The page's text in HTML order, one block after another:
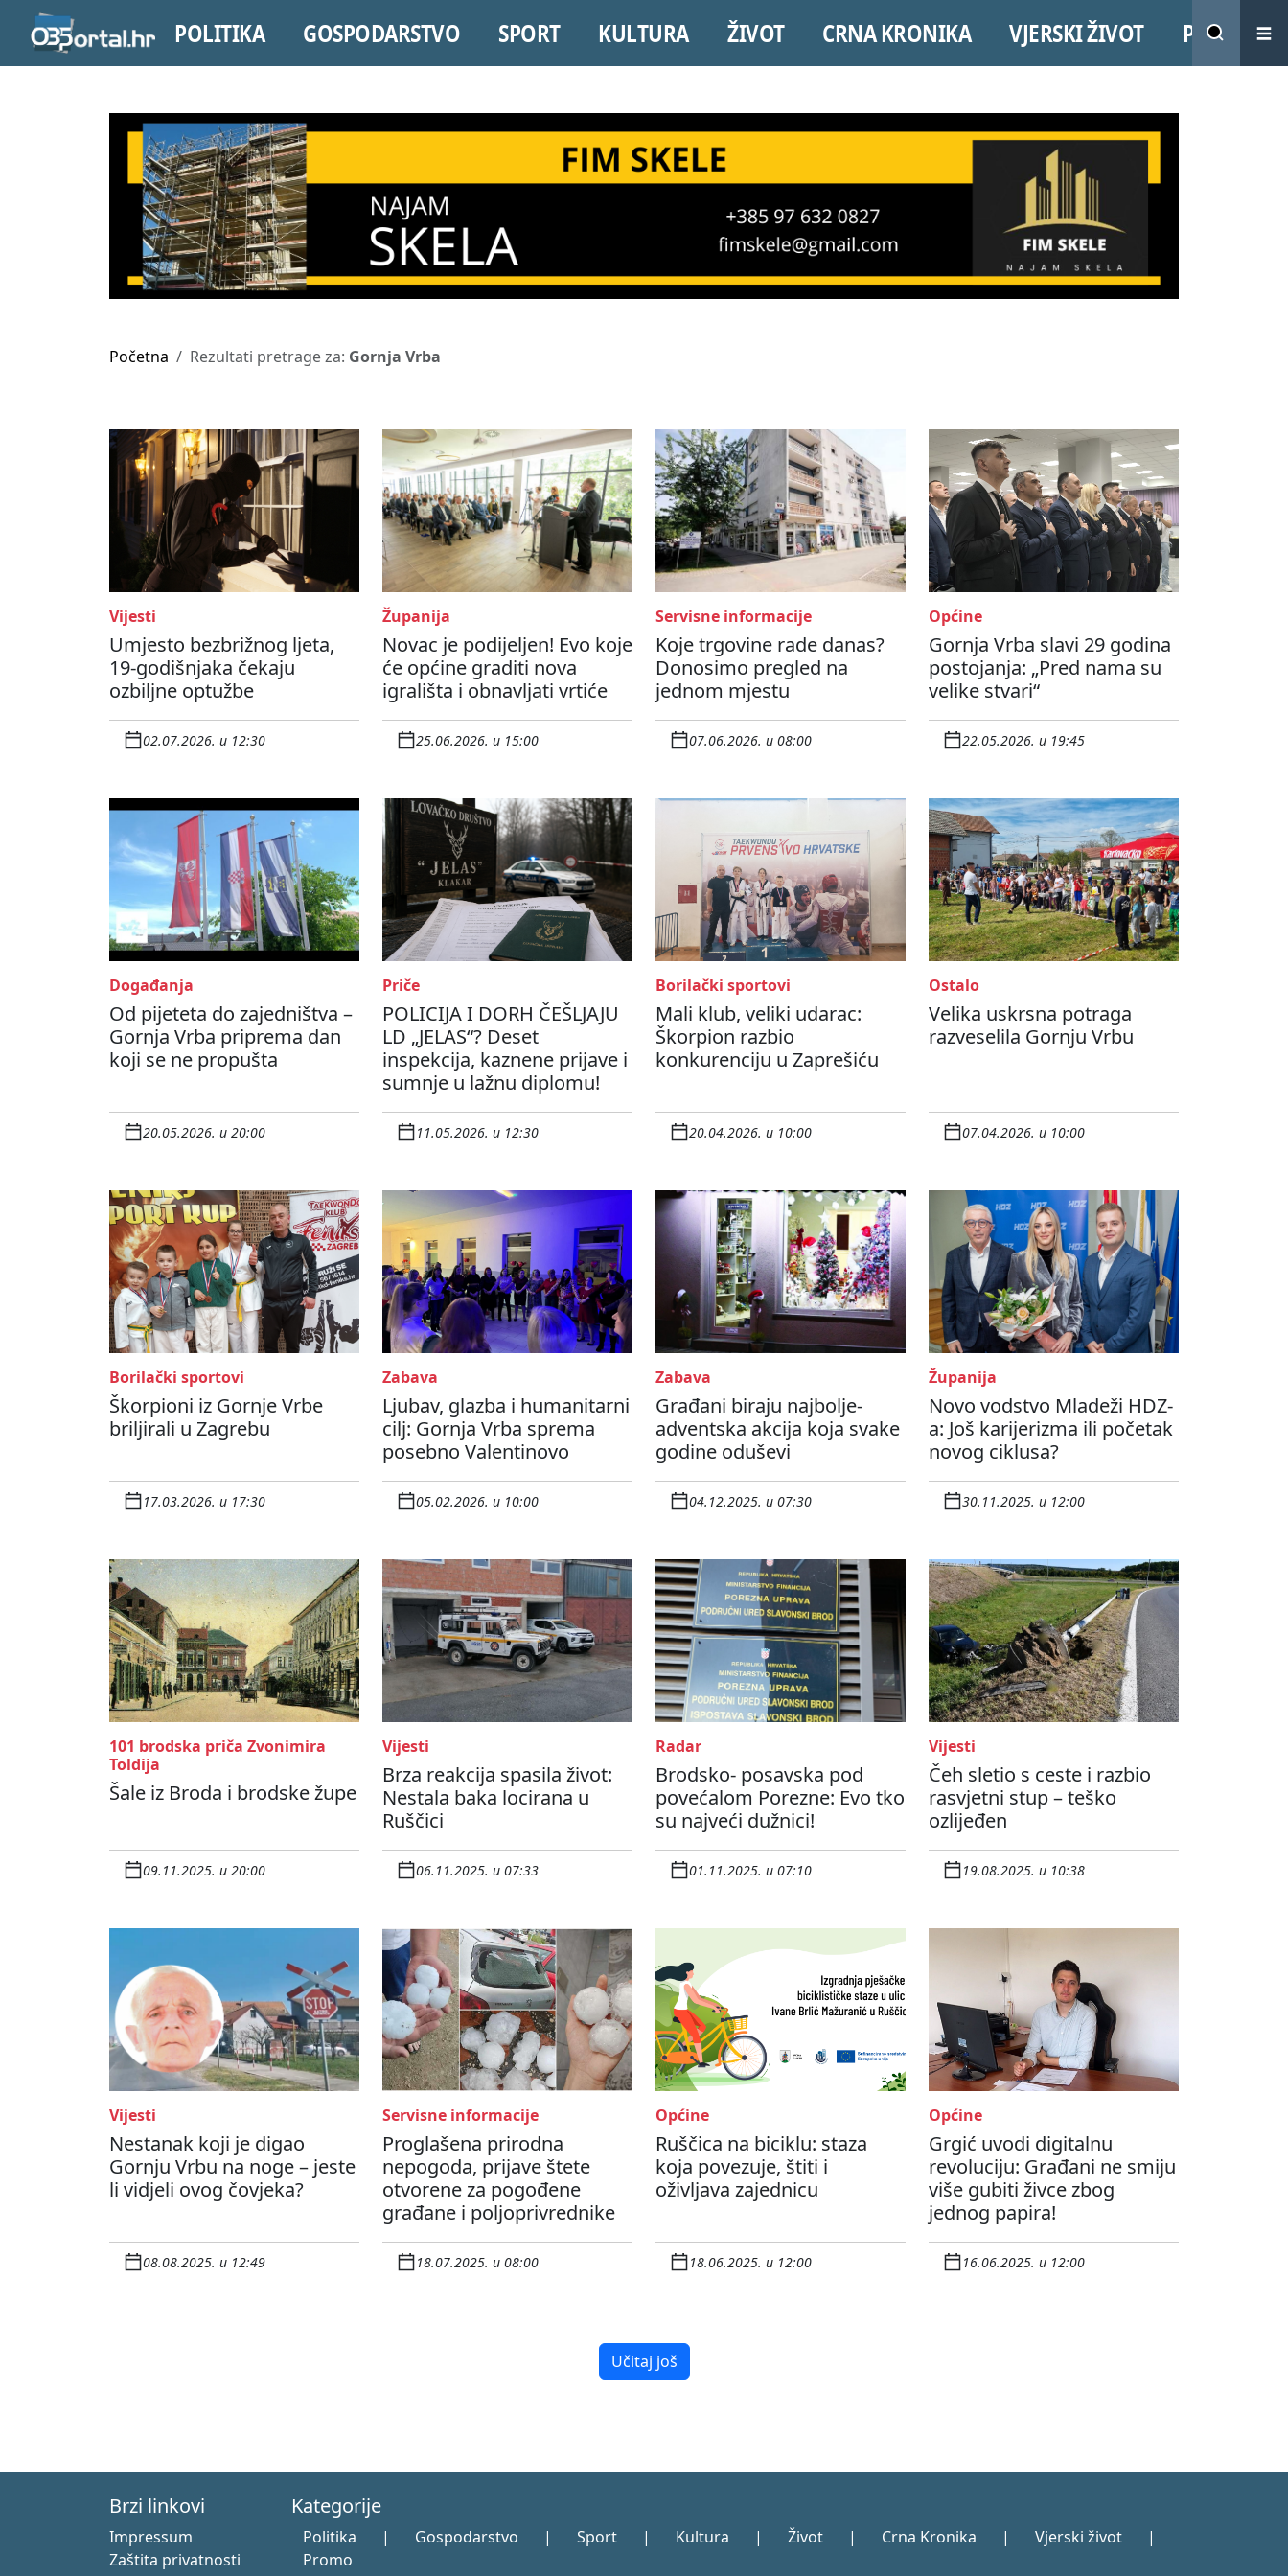
POLITIKA GOSPODARSTVO SPORT KULTURA ŽIVOT CRNA KRONIKA VJERSKI ŽIVOT PROMO
Početna Rezultati pretrage za: Gornja Vrba
Vijesti
Umjesto bezbrižnog ljeta,
19-godišnjaka čekaju
ozbiljne optužbe
02.07.2026. u 12:30
Županija
Novac je podijeljen! Evo koje
će općine graditi nova
igrališta i obnavljati vrtiće
25.06.2026. u 15:00
Servisne informacije
Koje trgovine rade danas?
Donosimo pregled na
jednom mjestu
07.06.2026. u 08:00
Općine
Gornja Vrba slavi 29 godina
postojanja: „Pred nama su
velike stvari“
22.05.2026. u 19:45
Događanja
Od pijeteta do zajedništva –
Gornja Vrba priprema dan
koji se ne propušta
20.05.2026. u 20:00
Priče
POLICIJA I DORH ČEŠLJAJU
LD „JELAS“? Deset
inspekcija, kaznene prijave i
sumnje u lažnu diplomu!
11.05.2026. u 12:30
Borilački sportovi
Mali klub, veliki udarac:
Škorpion razbio
konkurenciju u Zaprešiću
20.04.2026. u 10:00
Ostalo
Velika uskrsna potraga
razveselila Gornju Vrbu
07.04.2026. u 10:00
Borilački sportovi
Škorpioni iz Gornje Vrbe
briljirali u Zagrebu
17.03.2026. u 17:30
Zabava
Ljubav, glazba i humanitarni
cilj: Gornja Vrba sprema
posebno Valentinovo
05.02.2026. u 10:00
Zabava
Građani biraju najbolje-
adventska akcija koja svake
godine oduševi
04.12.2025. u 07:30
Županija
Novo vodstvo Mladeži HDZ-
a: Još karijerizma ili početak
novog ciklusa?
30.11.2025. u 12:00
101 brodska priča Zvonimira
Toldija
Šale iz Broda i brodske župe
09.11.2025. u 20:00
Vijesti
Brza reakcija spasila život:
Nestala baka locirana u
Ruščici
06.11.2025. u 07:33
Radar
Brodsko- posavska pod
povećalom Porezne: Evo tko
su najveći dužnici!
01.11.2025. u 07:10
Vijesti
Čeh sletio s ceste i razbio
rasvjetni stup – teško
ozlijeđen
19.08.2025. u 10:38
Vijesti
Nestanak koji je digao
Gornju Vrbu na noge – jeste
li vidjeli ovog čovjeka?
08.08.2025. u 12:49
Servisne informacije
Proglašena prirodna
nepogoda, prijave štete
otvorene za pogođene
građane i poljoprivrednike
18.07.2025. u 08:00
Općine
Ruščica na biciklu: staza
koja povezuje, štiti i
oživljava zajednicu
18.06.2025. u 12:00
Općine
Grgić uvodi digitalnu
revoluciju: Građani ne smiju
više gubiti živce zbog
jednog papira!
16.06.2025. u 12:00
Učitaj još
Brzi linkovi
Impressum
Zaštita privatnosti
Kategorije
Politika | Gospodarstvo | Sport | Kultura | Život | Crna Kronika | Vjerski život
|
Promo